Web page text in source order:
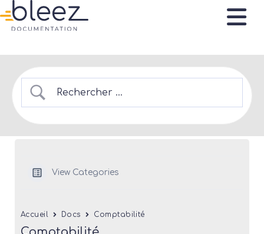
View Categories
Accueil Docs Comptabilité